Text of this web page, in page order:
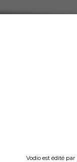
Vodio est édité par